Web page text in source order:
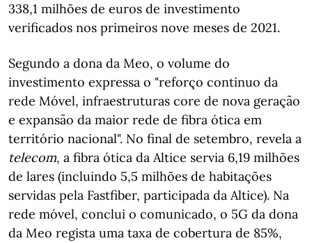
338,1 milhões de euros de investimento
verificados nos primeiros nove meses de 2021.
Segundo a dona da Meo, o volume do
investimento expressa o "reforço continuo da
rede Móvel, infraestruturas core de nova geração
e expansão da maior rede de fibra ótica em
território nacional". No final de setembro, revela a
telecom, a fibra ótica da Altice servia 6,19 milhões
de lares (incluindo 5,5 milhões de habitações
servidas pela Fastfiber, participada da Altice). Na
rede móvel, conclui o comunicado, o 5G da dona
da Meo regista uma taxa de cobertura de 85%,